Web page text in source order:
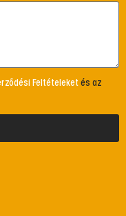
Feltételeket és az